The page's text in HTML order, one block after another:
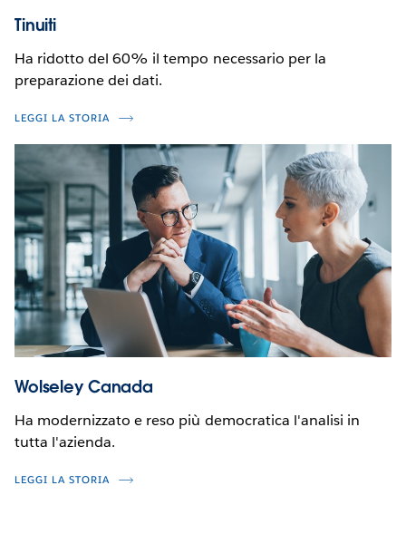
Tinuiti
Ha ridotto del 60% il tempo necessario per la
preparazione dei dati.
LEGGI LA STORIA
Wolseley Canada
Ha modernizzato e reso più democratica l'analisi in
tutta l'azienda.
LEGGI LA STORIA